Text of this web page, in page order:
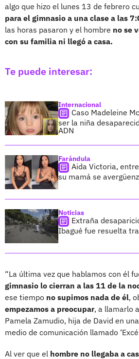
algo que hizo el lunes 13 de febrero
para el gimnasio a una clase a las
las horas pasaron y el hombre no se
con su familia ni llegó a casa.
Te puede interesar:
Internacional
Caso Madeleine
ser la niña
ADN
Farándula
Aida Victoria,
su mamá se
Noticias
Extraña
Ibagué fue resuelta
“La última vez que hablamos con él
gimnasio lo cierran a las 11 de la
ese tiempo no supimos nada de él,
empezamos a preocupar, a llamarlo
Pamela Zamudio, hija de David en
medio de comunicación llamado
Al ver que el hombre no llegaba a